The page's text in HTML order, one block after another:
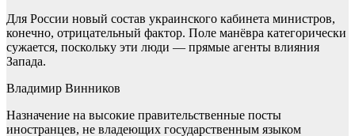
Для России новый состав украинского кабинета министров,
конечно, отрицательный фактор. Поле манёвра категорически
сужается, поскольку эти люди — прямые агенты влияния
Запада.
Владимир Винников
Назначение на высокие правительственные посты
иностранцев, не владеющих государственным языком